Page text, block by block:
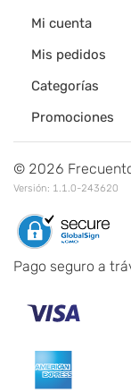
Mi cuenta
Mis pedidos
Categorías
Promociones
© 2026
Versión: 1.1.0-243620
Pago seguro a